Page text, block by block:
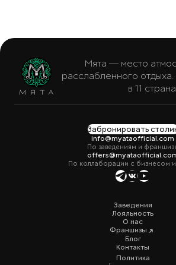
Мята — место
расслабленного
в 11
Забронировать
info@myataofficial.com
По заведениям и
По коллаборации с бизнесом
Заведения
Лояльность
О нас
Франшизы
Блог
Контакты
Политика